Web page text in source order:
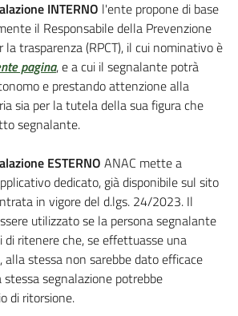
INTERNO l'ente propone di base
il Responsabile della Prevenzione
la trasparenza (RPCT), il cui nominativo è
pagina, e a cui il segnalante potrà
e prestando attenzione alla
sia per la tutela della sua figura che
segnalante.
ESTERNO ANAC mette a
dedicato, già disponibile sul sito
in vigore del d.lgs. 24/2023. Il
utilizzato se la persona segnalante
ritenere che, se effettuasse una
stessa non sarebbe dato efficace
segnalazione potrebbe
di ritorsione.